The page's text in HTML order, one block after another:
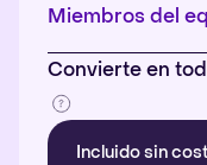
Miembros del
Convierte en
Incluido sin